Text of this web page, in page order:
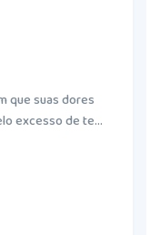
que suas dores
excesso de te...